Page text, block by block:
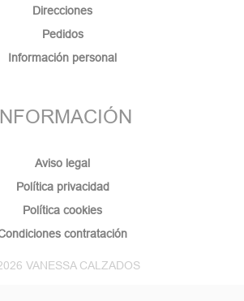
Direcciones
Pedidos
Información personal
Aviso legal
Política privacidad
Política cookies
contratación
VANESSA CALZADOS